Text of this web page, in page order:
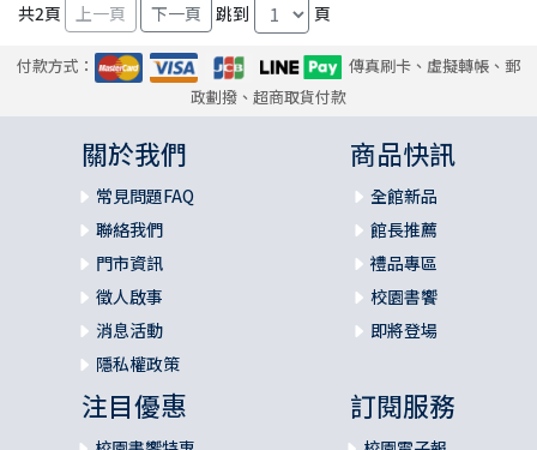
共2頁 跳到 頁
付款方式：
傳真刷卡、虛擬轉帳、郵
政劃撥、超商取貨付款
關於我們
常見問題FAQ
聯絡我們
門市資訊
徵人啟事
消息活動
隱私權政策
商品快訊
全館新品
館長推薦
禮品專區
校園書饗
即將登場
注目優惠 訂閱服務